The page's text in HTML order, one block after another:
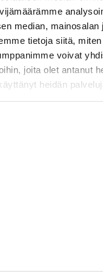
median, mainosalan
tietoja siitä,
voivat
joita olet antanut
heidän
RANGE:
410.00 €
THROUGH
520.00 €
maksimikapasiteetteja: 2,5
75 Nm, 175 Nm, 250 Nm ja